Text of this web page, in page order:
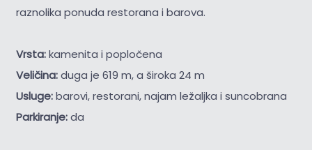
raznolika ponuda restorana i barova.
Vrsta:kamenita i popločena
Veličina:duga je 619 m, a široka 24 m
Usluge:barovi, restorani, najam ležaljka i suncobrana
Parkiranje:da